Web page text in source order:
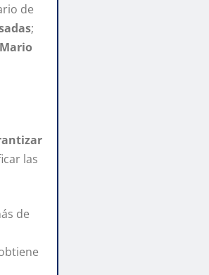
de
;
Mario
las
de